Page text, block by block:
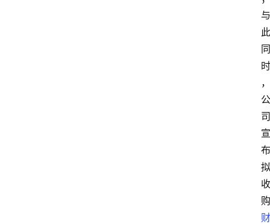
与
此
同
时
，
公
司
宣
布
拟
收
购
财